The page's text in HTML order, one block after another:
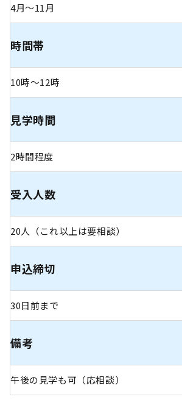
4月〜11月
時間帯
10時～12時
見学時間
2時間程度
受入人数
20人（これ以上は要相談）
申込締切
30日前まで
備考
午後の見学も可（応相談）